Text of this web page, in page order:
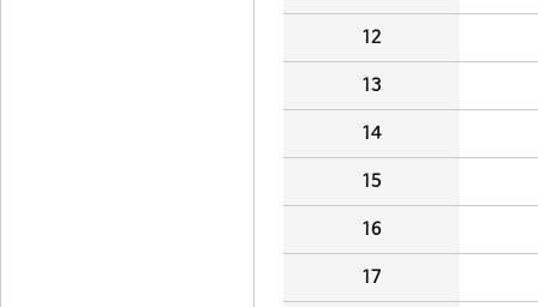
12
13
14
15
16
17